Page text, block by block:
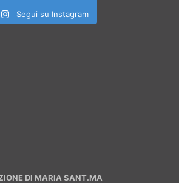
Segui su Instagram
DI MARIA SANT.MA